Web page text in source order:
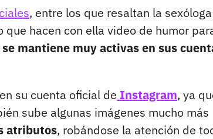
, entre los que resaltan la sexóloga
hacen con ella video de humor
mantiene muy activas en sus
su cuenta oficial de Instagram, ya
sube algunas imágenes mucho más
atributos, robándose la atención de